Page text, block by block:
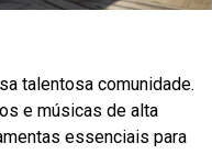
talentosa comunidade.
e músicas de alta
essenciais para